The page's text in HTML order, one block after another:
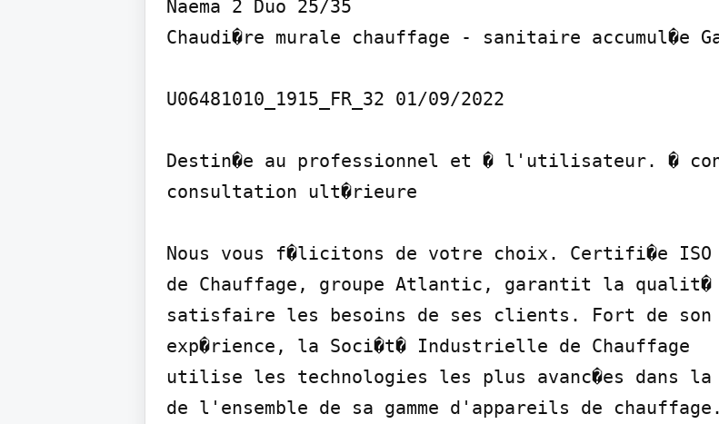
Naema 2 Duo 25/35
Chaudi�re murale chauffage - sanitaire accumul�e
U06481010_1915_FR_32 01/09/2022
Destin�e au professionnel et � l'utilisateur. �
consultation ult�rieure
Nous vous f�licitons de votre choix. Certifi�e
de Chauffage, groupe Atlantic, garantit la qualit�
satisfaire les besoins de ses clients. Fort de
exp�rience, la Soci�t� Industrielle de Chauffage
utilise les technologies les plus avanc�es dans
de l'ensemble de sa gamme d'appareils de chauffage.